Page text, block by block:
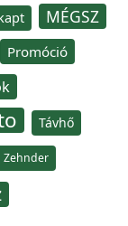
MÉGSZ
Promóció
Távhő
Zehnder